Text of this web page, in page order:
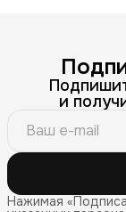
и
Нажимая